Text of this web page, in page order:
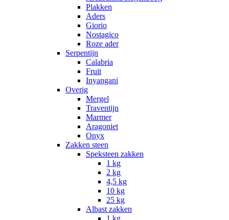
Plakken
Aders
Giorio
Nostagico
Roze ader
Serpentijn
Calabria
Fruit
Inyangani
Overig
Mergel
Traventijn
Marmer
Aragoniet
Onyx
Zakken steen
Speksteen zakken
1 kg
2 kg
4,5 kg
10 kg
25 kg
Albast zakken
1 kg